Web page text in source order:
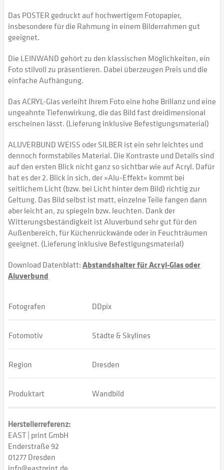
Das POSTER gedruckt auf hochwertigem Fotopapier,
insbesondere für die Rahmung in einem Bilderrahmen gut
geeignet.
Die LEINWAND gehört zu den klassischen Möglichkeiten, ein
Foto stilvoll zu präsentieren. Dabei überzeugen Preis und die
einfache Aufhängung.
Das ACRYL-Glas verleiht Ihrem Foto eine hohe Brillanz und eine
ungeahnte Tiefenwirkung, die das Bild fast dreidimensional
erscheinen lässt. (Lieferung inklusive Befestigungsmaterial)
ALUVERBUND WEISS oder SILBER ist ein sehr leichtes und
dennoch formstabiles Material. Die Kontraste und Details sind
auf den ersten Blick nicht ganz so sichtbar wie auf Acryl. Dafür
hat es der 2. Blick in sich, der »Alu-Effekt« kommt bei
seitlichem Licht (bzw. bei Licht hinter dem Bild) richtig zur
Geltung. Das Bild selbst ist matt, einzelne Teile fangen dann
aber leicht an, zu spiegeln bzw. leuchten. Dank der
Witterungsbeständigkeit ist Aluverbund sehr gut für den
Außenbereich, für Küchenrückwände oder in Feuchträumen
geeignet. (Lieferung inklusive Befestigungsmaterial)
Download Datenblatt:Abstandshalter für Acryl-Glas oder
Aluverbund
Fotografen DDpix
Fotomotiv Städte & Skylines
Region Dresden
Produktart Wandbild
Herstellerreferenz:
EAST | print GmbH
Enderstraße 92
01277 Dresden